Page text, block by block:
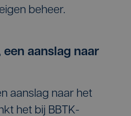
beheer.
aanslag naar
aanslag naar het
het bij BBTK-